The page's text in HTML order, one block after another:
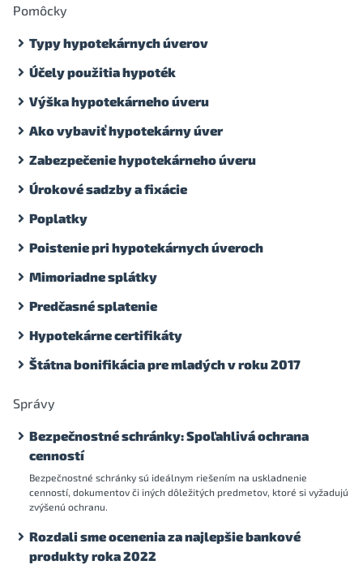
Pomôcky
Typy hypotekárnych úverov
Účely použitia hypoték
Výška hypotekárneho úveru
Ako vybaviť hypotekárny úver
Zabezpečenie hypotekárneho úveru
Úrokové sadzby a fixácie
Poplatky
Poistenie pri hypotekárnych úveroch
Mimoriadne splátky
Predčasné splatenie
Hypotekárne certifikáty
Štátna bonifikácia pre mladých v roku 2017
Správy
Bezpečnostné schránky: Spoľahlivá ochrana
cenností
Bezpečnostné schránky sú ideálnym riešením na uskladnenie
cenností, dokumentov či iných dôležitých predmetov, ktoré si vyžadujú
zvýšenú ochranu.
Rozdali sme ocenenia za najlepšie bankové
produkty roka 2022